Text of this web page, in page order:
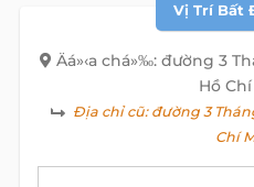
Vị Trí Bất
Äá»‹a chá»‰: đường 3
Hồ
Địa chỉ cũ:đường 3
Chí